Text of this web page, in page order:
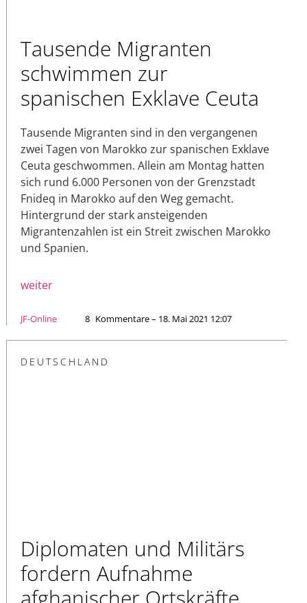
Tausende Migranten
schwimmen zur
spanischen Exklave Ceuta
Tausende Migranten sind in den vergangenen
zwei Tagen von Marokko zur spanischen Exklave
Ceuta geschwommen. Allein am Montag hatten
sich rund 6.000 Personen von der Grenzstadt
Fnideq in Marokko auf den Weg gemacht.
Hintergrund der stark ansteigenden
Migrantenzahlen ist ein Streit zwischen Marokko
und Spanien.
weiter
JF-Online 8 Kommentare – 18. Mai 2021 12:07
DEUTSCHLAND
Diplomaten und Militärs
fordern Aufnahme